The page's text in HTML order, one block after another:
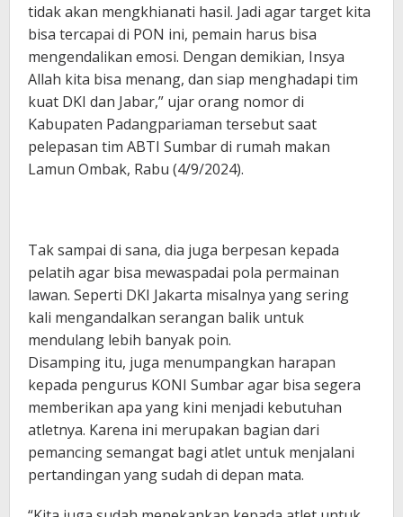
tidak akan mengkhianati hasil. Jadi agar target kita
bisa tercapai di PON ini, pemain harus bisa
mengendalikan emosi. Dengan demikian, Insya
Allah kita bisa menang, dan siap menghadapi tim
kuat DKI dan Jabar,” ujar orang nomor di
Kabupaten Padangpariaman tersebut saat
pelepasan tim ABTI Sumbar di rumah makan
Lamun Ombak, Rabu (4/9/2024).
Tak sampai di sana, dia juga berpesan kepada
pelatih agar bisa mewaspadai pola permainan
lawan. Seperti DKI Jakarta misalnya yang sering
kali mengandalkan serangan balik untuk
mendulang lebih banyak poin.
Disamping itu, juga menumpangkan harapan
kepada pengurus KONI Sumbar agar bisa segera
memberikan apa yang kini menjadi kebutuhan
atletnya. Karena ini merupakan bagian dari
pemancing semangat bagi atlet untuk menjalani
pertandingan yang sudah di depan mata.